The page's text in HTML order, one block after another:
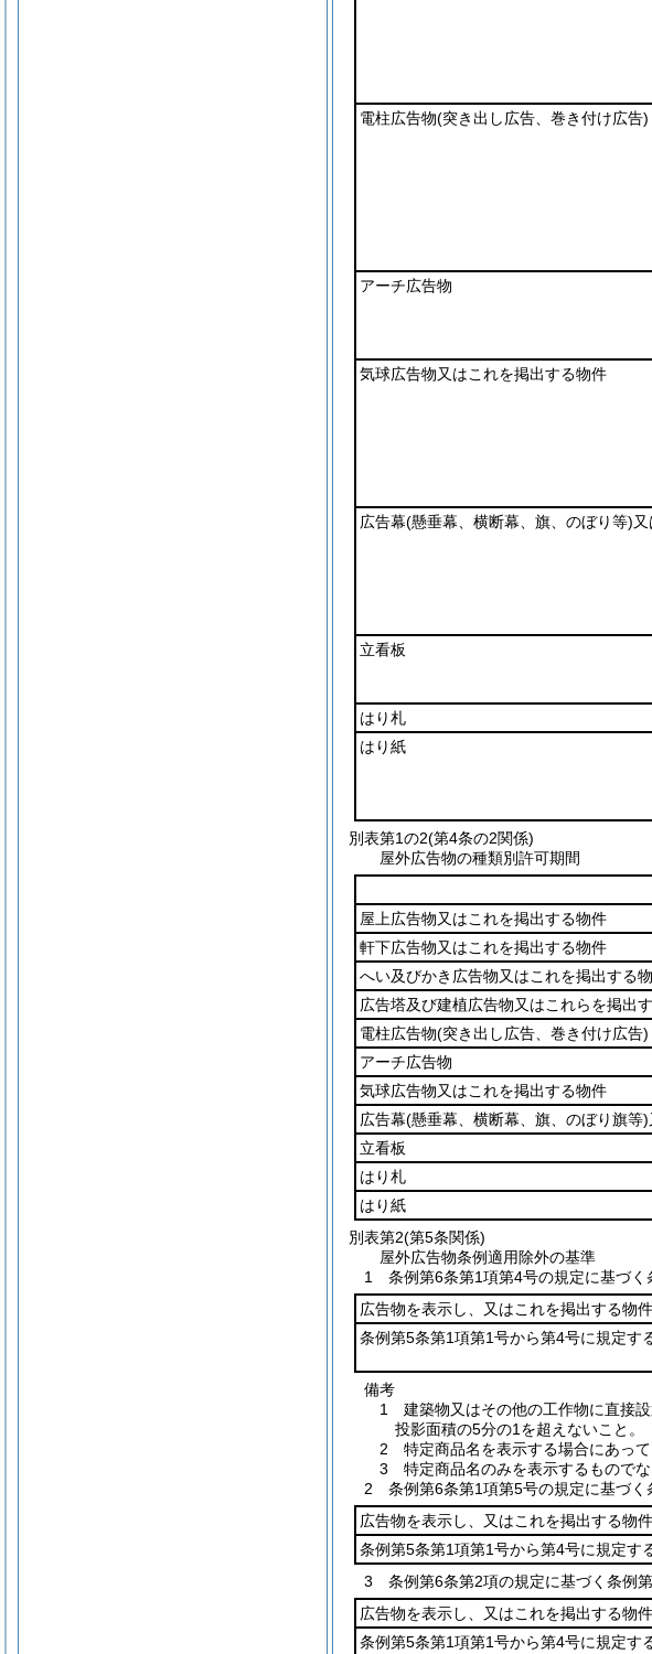
電柱広告物(突き出し広告、巻き付け広告)
アーチ広告物
気球広告物又はこれを掲出する物件
広告幕(懸垂幕、横断幕、旗、のぼり等)
立看板
はり札
はり紙
別表第1の2(第4条の2関係)
屋外広告物の種類別許可期間
屋上広告物又はこれを掲出する物件
軒下広告物又はこれを掲出する物件
へい及びかき広告物又はこれを掲出する
広告塔及び建植広告物又はこれらを掲出
電柱広告物(突き出し広告、巻き付け広告)
アーチ広告物
気球広告物又はこれを掲出する物件
広告幕(懸垂幕、横断幕、旗、のぼり旗等)
立看板
はり札
はり紙
別表第2(第5条関係)
屋外広告物条例適用除外の基準
1 条例第6条第1項第4号の規定に基づく
広告物を表示し、又はこれを掲出する物
条例第5条第1項第1号から第4号に規定す
備考
1 建築物又はその他の工作物に直接設
投影面積の5分の1を超えないこと。
2 特定商品名を表示する場合にあって
3 特定商品名のみを表示するものでな
2 条例第6条第1項第5号の規定に基づく
広告物を表示し、又はこれを掲出する物
条例第5条第1項第1号から第4号に規定す
3 条例第6条第2項の規定に基づく条例
広告物を表示し、又はこれを掲出する物
条例第5条第1項第1号から第4号に規定す